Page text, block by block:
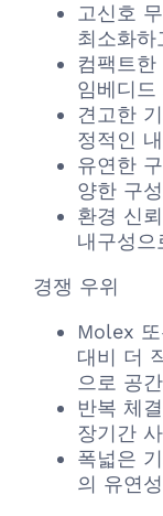
고신호
최소화하
컴팩트
임베디
견고한
정적인
유연한
양한 구
환경 신
내구성으
경쟁 우위
Molex
대비 더
으로 공
반복 체
장기간
폭넓은
의 유연